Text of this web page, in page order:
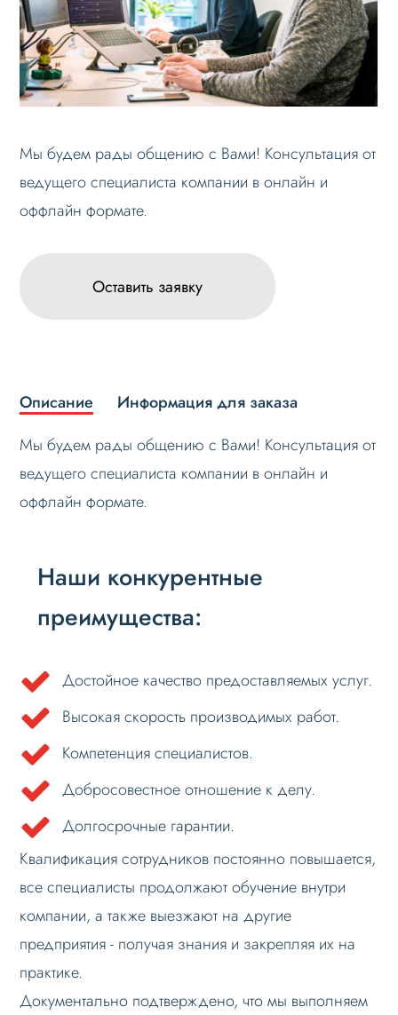
Мы будем рады общению с Вами! Консультация от
ведущего специалиста компании в онлайн и
оффлайн формате.
Оставить заявку
Описание
Информация для заказа
Мы будем рады общению с Вами! Консультация от
ведущего специалиста компании в онлайн и
оффлайн формате.
Наши конкурентные
преимущества:
Достойное качество предоставляемых услуг.
Высокая скорость производимых работ.
Компетенция специалистов.
Добросовестное отношение к делу.
Долгосрочные гарантии.
Квалификация сотрудников постоянно повышается,
все специалисты продолжают обучение внутри
компании, а также выезжают на другие
предприятия - получая знания и закрепляя их на
практике.
Документально подтверждено, что мы выполняем